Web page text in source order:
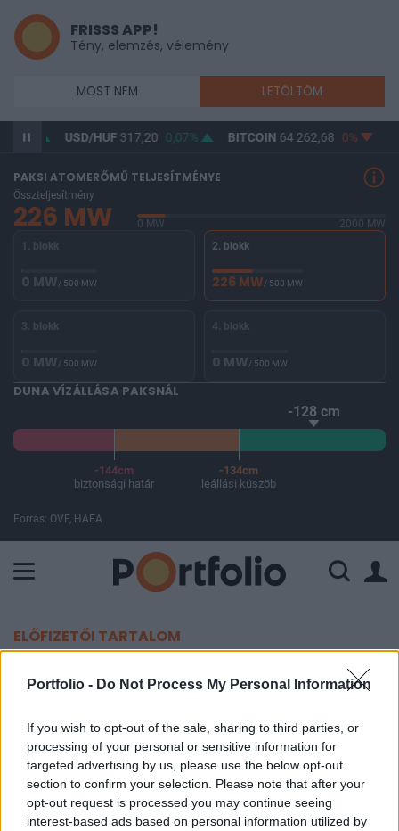
Portfolio - Do Not Process My Personal Information
If you wish to opt-out of the sale, sharing to third parties, or
processing of your personal or sensitive information for
targeted advertising by us, please use the below opt-out
section to confirm your selection. Please note that after your
opt-out request is processed you may continue seeing
interest-based ads based on personal information utilized by
FRISSS APP!
Tény, elemzés, vélemény
MOST NEM LETÖLTÖM
USD/HUF317,20 0,07% BITCOIN64 262,68 0%
PAKSI ATOMERŐMŰ TELJESÍTMÉNYE
Összteljesítmény
226 MW 0 MW
2000 MW
1. blokk
0 MW/ 500 MW
2. blokk
226 MW/ 500 MW
3. blokk
0 MW/ 500 MW
4. blokk
0 MW/ 500 MW
DUNA VÍZÁLLÁSA PAKSNÁL
-128 cm
-144cm
biztonsági határ
-134cm
leállási küszöb
Forrás: OVF, HAEA
ELŐFIZETŐI TARTALOM
Brutális vagyont toltak bele a
befektetők
Portfolio
2021. december 19. 19:27